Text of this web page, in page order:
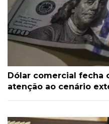
Dólar comercial fecha
atenção ao cenário